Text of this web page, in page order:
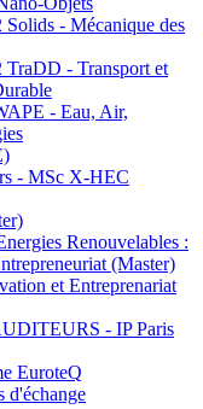
- Mécanique des
- Transport et
- Eau, Air,
- MSc X-HEC
Renouvelables :
(Master)
et Entreprenariat
- IP Paris
EuroteQ
d'échange